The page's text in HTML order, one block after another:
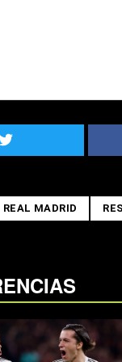
REAL MADRID